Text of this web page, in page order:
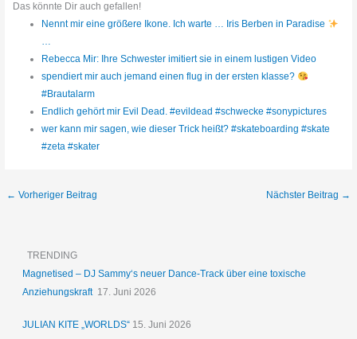
Das könnte Dir auch gefallen!
Nennt mir eine größere Ikone. Ich warte … Iris Berben in Paradise
…
Rebecca Mir: Ihre Schwester imitiert sie in einem lustigen Video
spendiert mir auch jemand einen flug in der ersten klasse?
#Brautalarm
Endlich gehört mir Evil Dead. #evildead #schwecke #sonypictures
wer kann mir sagen, wie dieser Trick heißt? #skateboarding #skate
#zeta #skater
← Vorheriger Beitrag Nächster Beitrag →
TRENDING
Magnetised – DJ Sammy‘s neuer Dance-Track über eine toxische
Anziehungskraft 17. Juni 2026
JULIAN KITE „WORLDS“ 15. Juni 2026